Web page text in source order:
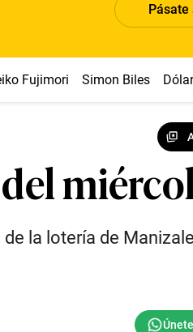
Pásate
Fujimori Simon Biles Dólar
la lotería de